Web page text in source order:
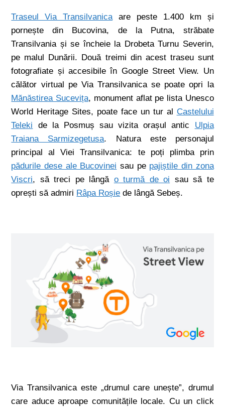
Traseul Via Transilvanicaare peste 1.400 km și
pornește din Bucovina, de la Putna, străbate
Transilvania și se încheie la Drobeta Turnu Severin,
pe malul Dunării. Două treimi din acest traseu sunt
fotografiate și accesibile în Google Street View. Un
călător virtual pe Via Transilvanica se poate opri la
Mănăstirea Sucevița, monument aflat pe lista Unesco
World Heritage Sites, poate face un tur al Castelului
Teleki de la Posmuș sau vizita orașul antic Ulpia
Traiana Sarmizegetusa. Natura este personajul
principal al Viei Transilvanica: te poți plimba prin
pădurile dese ale Bucovinei sau pe pajiștile din zona
Viscri, să treci pe lângă o turmă de oi sau să te
oprești să admiri Râpa Roșie de lângă Sebeș.
Via Transilvanica este „drumul care unește”, drumul
care aduce aproape comunitățile locale. Cu un click